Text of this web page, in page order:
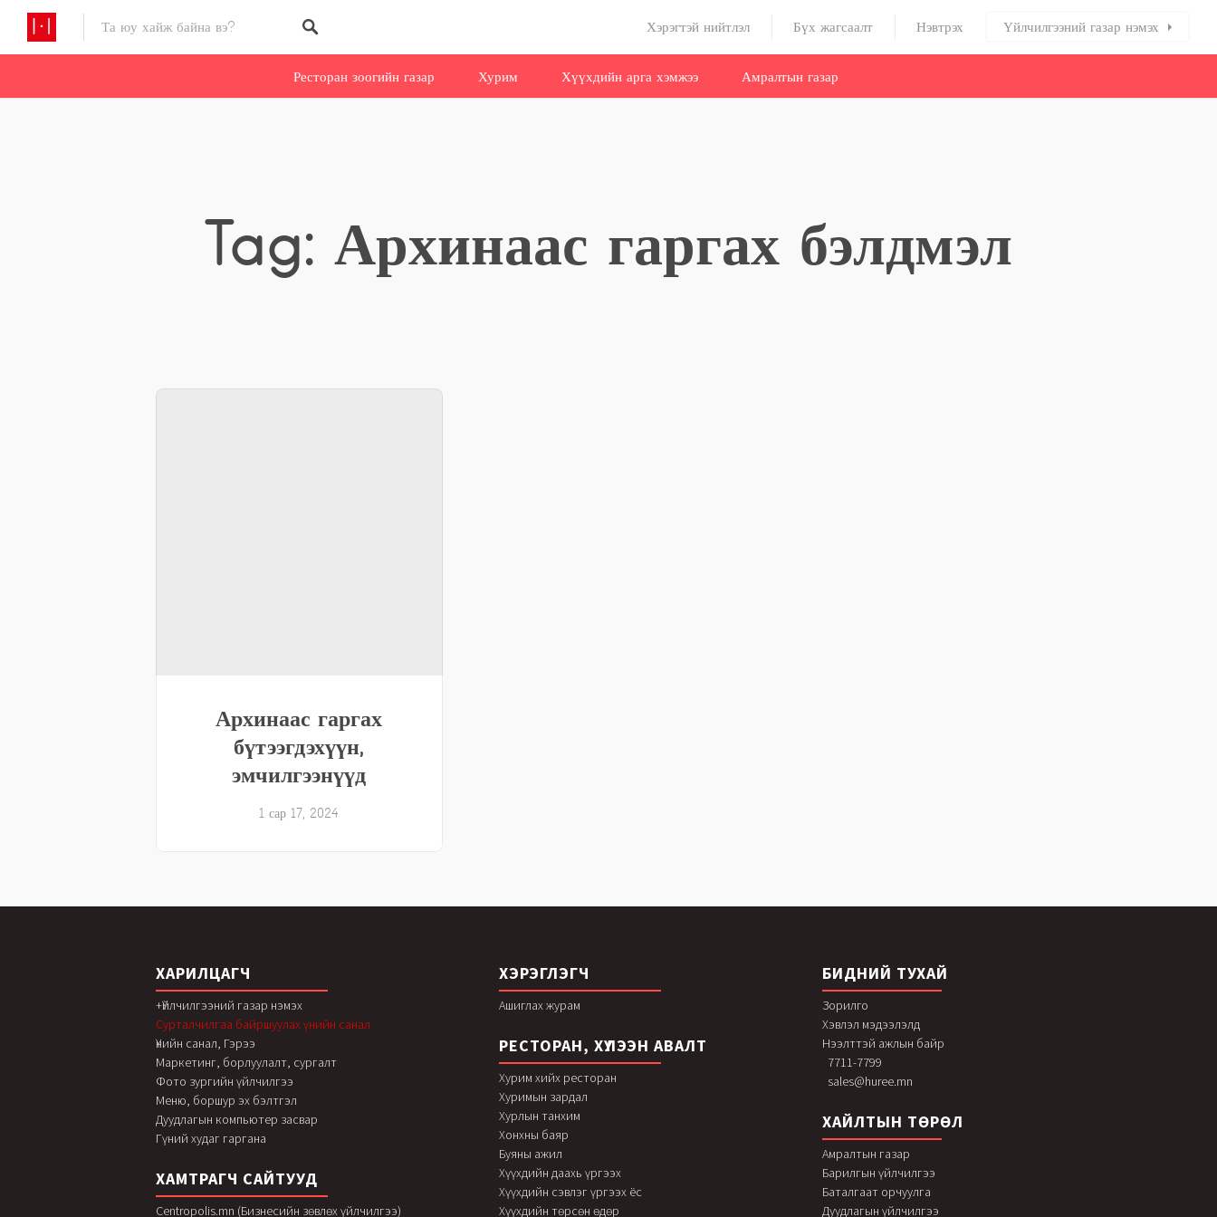
Хэрэгтэй нийтлэл Бүх жагсаалт Нэвтрэх Үйлчилгээний газар нэмэх
Ресторан зоогийн газар Хурим Хүүхдийн арга хэмжээ Амралтын газар
Tag: Архинаас гаргах бэлдмэл
Архинаас гаргах
бүтээгдэхүүн,
эмчилгээнүүд
1 сар 17, 2024
ХАРИЛЦАГЧ
+Үйлчилгээний газар нэмэх
Сурталчилгаа байршуулах үнийн санал
Үнийн санал, Гэрээ
Маркетинг, борлуулалт, сургалт
Фото зургийн үйлчилгээ
Меню, боршур эх бэлтгэл
Дуудлагын компьютер засвар
Гүний худаг гаргана
ХАМТРАГЧ САЙТУУД
Centropolis.mn (Бизнесийн зөвлөх үйлчилгээ)
ХЭРЭГЛЭГЧ
Ашиглах журам
РЕСТОРАН, ХҮЛЭЭН АВАЛТ
Хурим хийх ресторан
Хуримын зардал
Хурлын танхим
Хонхны баяр
Буяны ажил
Хүүхдийн даахь үргээх
Хүүхдийн сэвлэг үргээх ёс
Хүүхдийн төрсөн өдөр
БИДНИЙ ТУХАЙ
Зорилго
Хэвлэл мэдээлэлд
Нээлттэй ажлын байр
7711-7799
sales@huree.mn
ХАЙЛТЫН ТӨРӨЛ
Амралтын газар
Барилгын үйлчилгээ
Баталгаат орчуулга
Дуудлагын үйлчилгээ